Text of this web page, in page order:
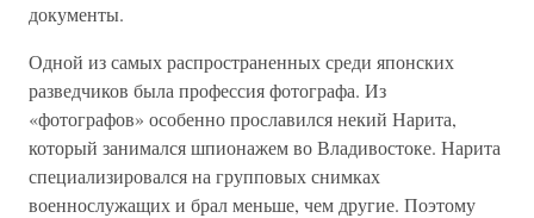
документы.
Одной из самых распространенных среди японских
разведчиков была профессия фотографа. Из
«фотографов» особенно прославился некий Нарита,
который занимался шпионажем во Владивостоке. Нарита
специализировался на групповых снимках
военнослужащих и брал меньше, чем другие. Поэтому